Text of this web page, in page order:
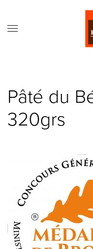
Contact
Pâté du
320grs